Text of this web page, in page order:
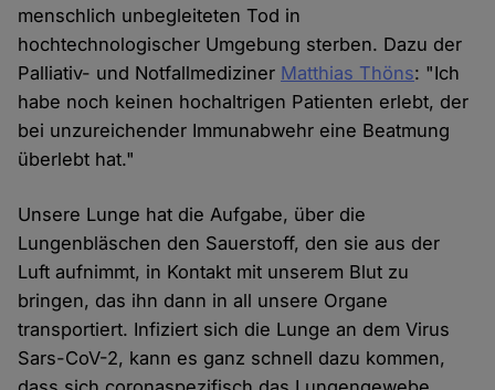
menschlich unbegleiteten Tod in
hochtechnologischer Umgebung sterben. Dazu der
Palliativ- und Notfallmediziner Matthias Thöns: "Ich
habe noch keinen hochaltrigen Patienten erlebt, der
bei unzureichender Immunabwehr eine Beatmung
überlebt hat."
Unsere Lunge hat die Aufgabe, über die
Lungenbläschen den Sauerstoff, den sie aus der
Luft aufnimmt, in Kontakt mit unserem Blut zu
bringen, das ihn dann in all unsere Organe
transportiert. Infiziert sich die Lunge an dem Virus
Sars-CoV-2, kann es ganz schnell dazu kommen,